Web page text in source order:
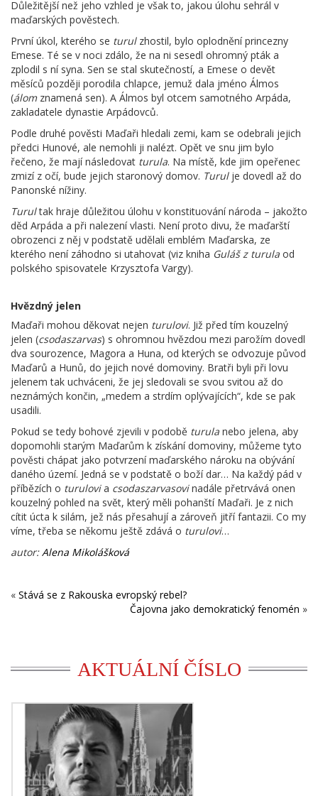
Důležitější než jeho vzhled je však to, jakou úlohu sehrál v
maďarských pověstech.
První úkol, kterého se turulzhostil, bylo oplodnění princezny
Emese. Té se v noci zdálo, že na ni sesedl ohromný pták a
zplodil s ní syna. Sen se stal skutečností, a Emese o devět
měsíců později porodila chlapce, jemuž dala jméno Álmos
(álomznamená sen). A Álmos byl otcem samotného Arpáda,
zakladatele dynastie Arpádovců.
Podle druhé pověsti Maďaři hledali zemi, kam se odebrali jejich
předci Hunové, ale nemohli ji nalézt. Opět ve snu jim bylo
řečeno, že mají následovat turula. Na místě, kde jim opeřenec
zmizí z očí, bude jejich staronový domov. Turulje dovedl až do
Panonské nížiny.
Turultak hraje důležitou úlohu v konstituování národa – jakožto
děd Arpáda a při nalezení vlasti. Není proto divu, že maďarští
obrozenci z něj v podstatě udělali emblém Maďarska, ze
kterého není záhodno si utahovat (viz kniha Guláš z turula od
polského spisovatele Krzysztofa Vargy).
Hvězdný jelen
Maďaři mohou děkovat nejen turulovi. Již před tím kouzelný
jelen (csodaszarvas) s ohromnou hvězdou mezi parožím dovedl
dva sourozence, Magora a Huna, od kterých se odvozuje původ
Maďarů a Hunů, do jejich nové domoviny. Bratři byli při lovu
jelenem tak uchváceni, že jej sledovali se svou svitou až do
neznámých končin, „medem a strdím oplývajících“, kde se pak
usadili.
Pokud se tedy bohové zjevili v podobě turula nebo jelena, aby
dopomohli starým Maďarům k získání domoviny, můžeme tyto
pověsti chápat jako potvrzení maďarského nároku na obývání
daného území. Jedná se v podstatě o boží dar… Na každý pád v
příbězích o turulovia csodaszarvasovinadále přetrvává onen
kouzelný pohled na svět, který měli pohanští Maďaři. Je z nich
cítit úcta k silám, jež nás přesahují a zároveň jitří fantazii. Co my
víme, třeba se někomu ještě zdává o turulovi…
autor:Alena Mikolášková
« Stává se z Rakouska evropský rebel?
Čajovna jako demokratický fenomén »
AKTUÁLNÍ ČÍSLO